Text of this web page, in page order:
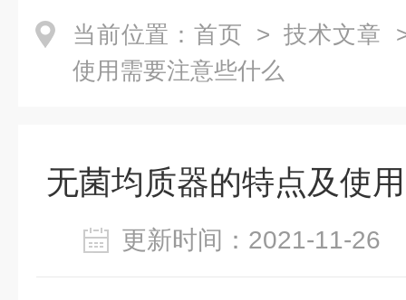
当前位置： 首页 > 技术文章
使用需要注意些什么
无菌均质器的特点及使
更新时间：2021-11-